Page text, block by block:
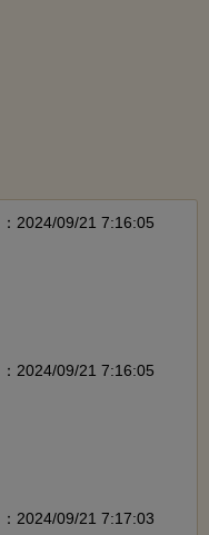
2024/09/21 7:16:05
2024/09/21 7:16:05
2024/09/21 7:17:03